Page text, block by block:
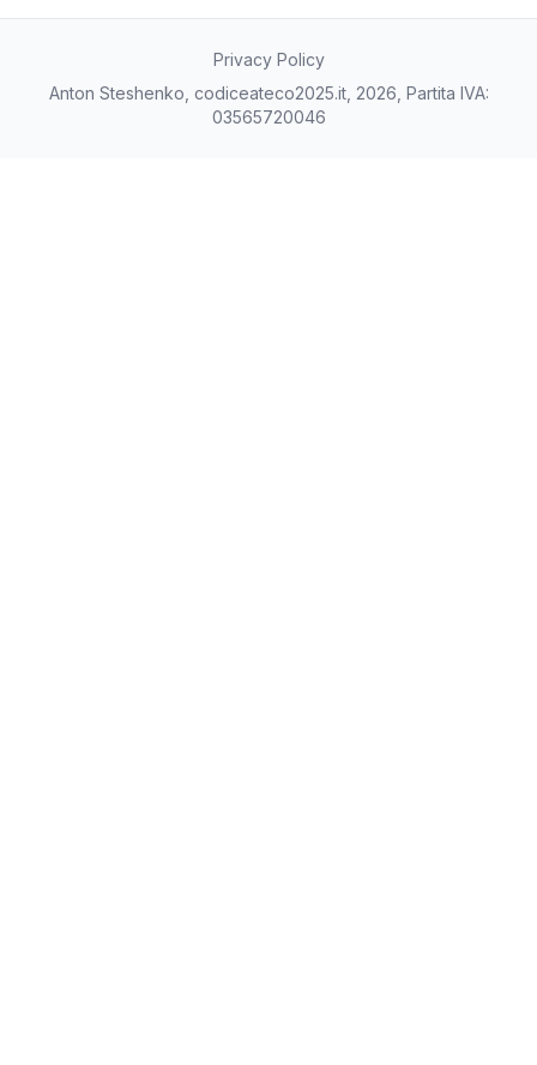
Privacy Policy
Anton Steshenko, codiceateco2025.it, 2026, Partita IVA:
03565720046